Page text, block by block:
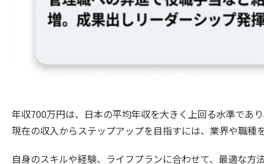
年収700万円は、日本の平均年収を大きく上回る水準であ
現在の収入からステップアップを目指すには、業界や職
自身のスキルや経験、ライフプランに合わせて、最適な方